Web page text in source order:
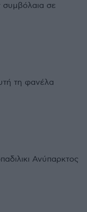
σε
τη φανέλα
Ανύπαρκτος